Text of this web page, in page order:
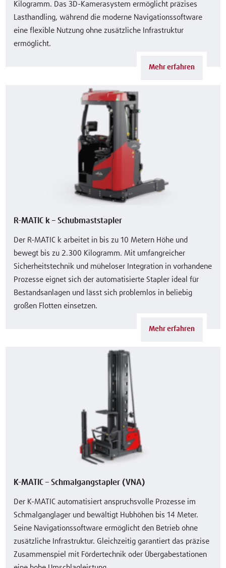
Kilogramm. Das 3D-Kamerasystem ermöglicht präzises
Lasthandling, während die moderne Navigationssoftware
eine flexible Nutzung ohne zusätzliche Infrastruktur
ermöglicht.
Mehr erfahren
R-MATIC k – Schubmaststapler
Der R-MATIC k arbeitet in bis zu 10 Metern Höhe und
bewegt bis zu 2.300 Kilogramm. Mit umfangreicher
Sicherheitstechnik und müheloser Integration in vorhandene
Prozesse eignet sich der automatisierte Stapler ideal für
Bestandsanlagen und lässt sich problemlos in beliebig
großen Flotten einsetzen.
Mehr erfahren
K-MATIC – Schmalgangstapler (VNA)
Der K-MATIC automatisiert anspruchsvolle Prozesse im
Schmalganglager und bewältigt Hubhöhen bis 14 Meter.
Seine Navigationssoftware ermöglicht den Betrieb ohne
zusätzliche Infrastruktur. Gleichzeitig garantiert das präzise
Zusammenspiel mit Fördertechnik oder Übergabestationen